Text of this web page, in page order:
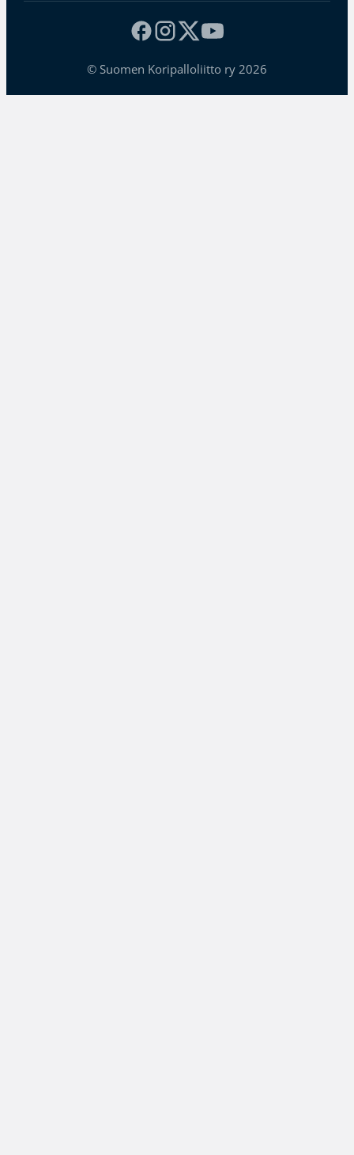
© Suomen Koripalloliitto ry 2026